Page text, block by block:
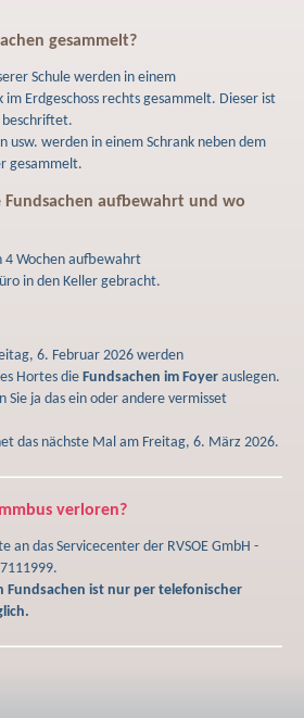
gesammelt?
Schule werden in einem
im Erdgeschoss rechts gesammelt. Dieser ist
beschriftet.
usw. werden in einem Schrank neben dem
gesammelt.
aufbewahrt und wo
4 Wochen aufbewahrt
in den Keller gebracht.
6. Februar 2026 werden
Hortes die Fundsachen im Foyer auslegen.
Sie ja das ein oder andere vermisset
das nächste Mal am Freitag, 6. März 2026.
verloren?
an das Servicecenter der RVSOE GmbH -
Fundsachen ist nur per telefonischer